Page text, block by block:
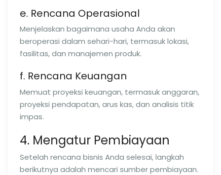
e. Rencana Operasional
Menjelaskan bagaimana usaha Anda akan
beroperasi dalam sehari-hari, termasuk lokasi,
fasilitas, dan manajemen produk.
f. Rencana Keuangan
Memuat proyeksi keuangan, termasuk anggaran,
proyeksi pendapatan, arus kas, dan analisis titik
impas.
4. Mengatur Pembiayaan
Setelah rencana bisnis Anda selesai, langkah
berikutnya adalah mencari sumber pembiayaan.